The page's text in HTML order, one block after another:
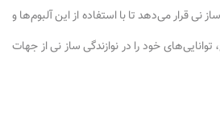
نی قرار می‌دهد تا با استفاده از این آلبوم‌ها و
خود را در نوازندگی ساز نی از جهات